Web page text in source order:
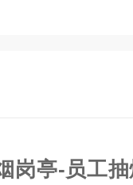
岗亭-员工